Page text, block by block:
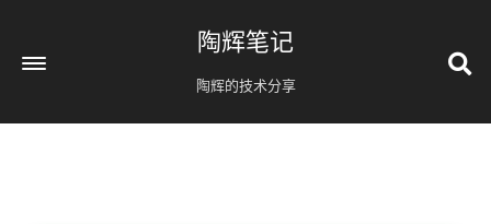
陶辉笔记
陶辉的技术分享